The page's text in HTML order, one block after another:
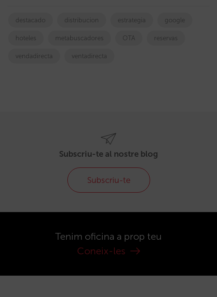
destacado distribucion estrategia google
hoteles metabuscadores OTA reservas
vendadirecta ventadirecta
Subscriu-te al nostre blog
Subscriu-te
Tenim oficina a prop teu
Coneix-les